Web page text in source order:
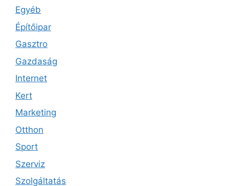
Egyéb
Építőipar
Gasztro
Gazdaság
Internet
Kert
Marketing
Otthon
Sport
Szerviz
Szolgáltatás